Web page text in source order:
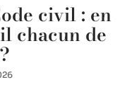
civil : en
chacun de